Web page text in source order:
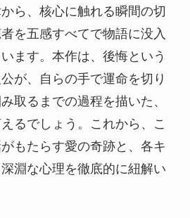
ら、核心に触れる瞬間の切
を五感すべてで物語に没入
ます。本作は、後悔という
が、自らの手で運命を切り
取るまでの過程を描いた、
るでしょう。これから、こ
もたらす愛の奇跡と、各キ
淵な心理を徹底的に紐解い